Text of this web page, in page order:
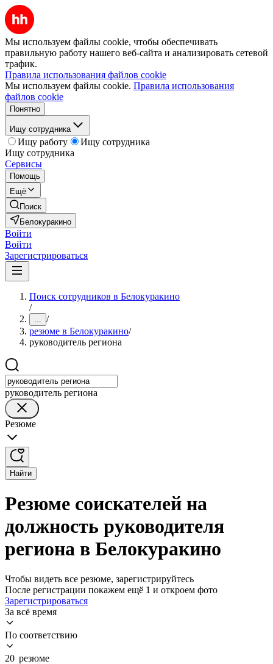
Мы используем файлы cookie, чтобы обеспечивать
правильную работу нашего веб-сайта и анализировать сетевой
трафик.
Правила использования файлов cookie
Мы используем файлы cookie. Правила использования
файлов cookie
Понятно
Ищу сотрудника
Ищу работу
Ищу сотрудника
Ищу сотрудника
Сервисы
Помощь
Ещё
Поиск
Белокуракино
Войти
Войти
Зарегистрироваться
Поиск сотрудников в Белокуракино
/
... /
резюме в Белокуракино/
руководитель региона
руководитель региона
Резюме
Найти
Резюме соискателей на
должность руководителя
региона в Белокуракино
Чтобы видеть все резюме, зарегистрируйтесь
После регистрации покажем ещё 1 и откроем фото
Зарегистрироваться
За всё время
По соответствию
20 резюме